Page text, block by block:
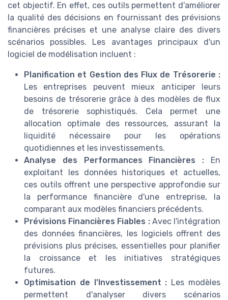
cet objectif. En effet, ces outils permettent d'améliorer
la qualité des décisions en fournissant des prévisions
financières précises et une analyse claire des divers
scénarios possibles. Les avantages principaux d'un
logiciel de modélisation incluent :
Planification et Gestion des Flux de Trésorerie :
Les entreprises peuvent mieux anticiper leurs
besoins de trésorerie grâce à des modèles de flux
de trésorerie sophistiqués. Cela permet une
allocation optimale des ressources, assurant la
liquidité nécessaire pour les opérations
quotidiennes et les investissements.
Analyse des Performances Financières : En
exploitant les données historiques et actuelles,
ces outils offrent une perspective approfondie sur
la performance financière d'une entreprise, la
comparant aux modèles financiers précédents.
Prévisions Financières Fiables :Avec l'intégration
des données financières, les logiciels offrent des
prévisions plus précises, essentielles pour planifier
la croissance et les initiatives stratégiques
futures.
Optimisation de l'Investissement : Les modèles
permettent d'analyser divers scénarios